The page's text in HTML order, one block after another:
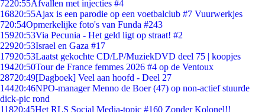
7220:55Afvallen met injecties #4
16820:55Ajax is een parodie op een voetbalclub #7 Vuurwerkjes
720:54Opmerkelijke foto's van Funda #243
15920:53Via Pecunia - Het geld ligt op straat! #2
22920:53Israel en Gaza #17
17920:53Laatst gekochte CD/LP/MuziekDVD deel 75 | koopjes
19420:50Tour de France femmes 2026 #4 op de Ventoux
28720:49[Dagboek] Veel aan hoofd - Deel 27
14420:46NPO-manager Menno de Boer (47) op non-actief stuurde
dick-pic rond
11820:45Het RLS Social Media-topic #160 Zonder Kolonel!!